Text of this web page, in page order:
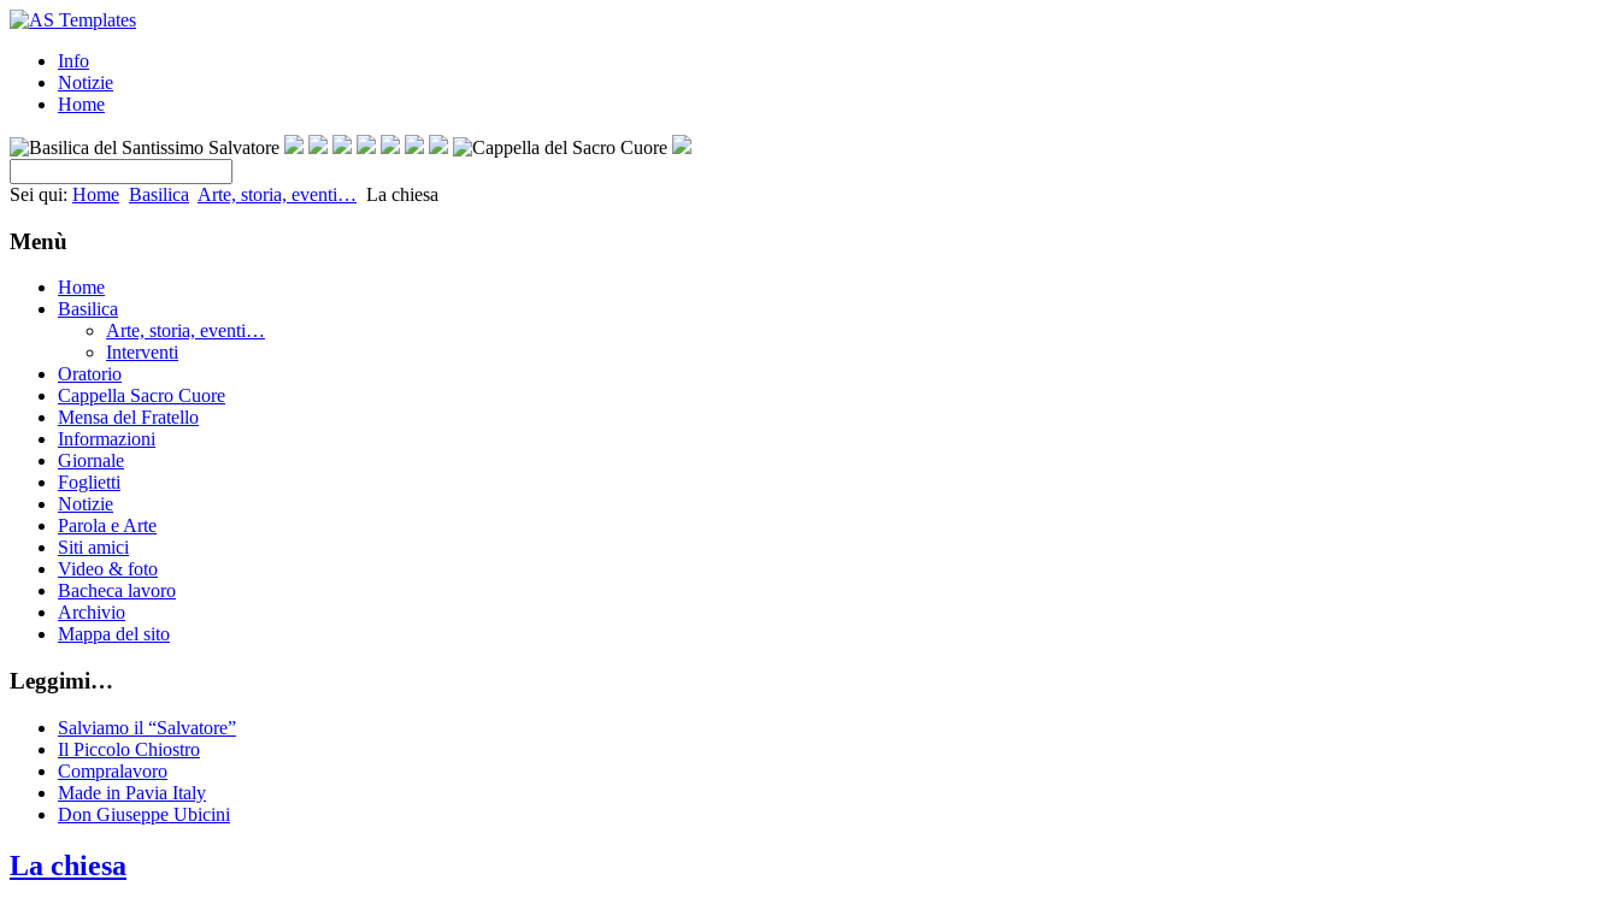
Info
Notizie
Home
Sei qui: Home Basilica Arte, storia, eventi… La chiesa
Menù
Home
Basilica
Arte, storia, eventi…
Interventi
Oratorio
Cappella Sacro Cuore
Mensa del Fratello
Informazioni
Giornale
Foglietti
Notizie
Parola e Arte
Siti amici
Video & foto
Bacheca lavoro
Archivio
Mappa del sito
Leggimi…
Salviamo il “Salvatore”
Il Piccolo Chiostro
Compralavoro
Made in Pavia Italy
Don Giuseppe Ubicini
La chiesa